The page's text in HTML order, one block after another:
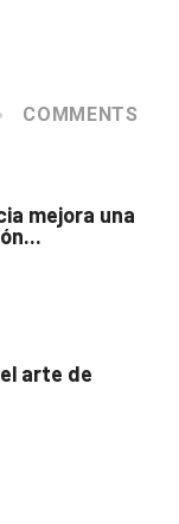
COMMENTS
mejora una
arte de